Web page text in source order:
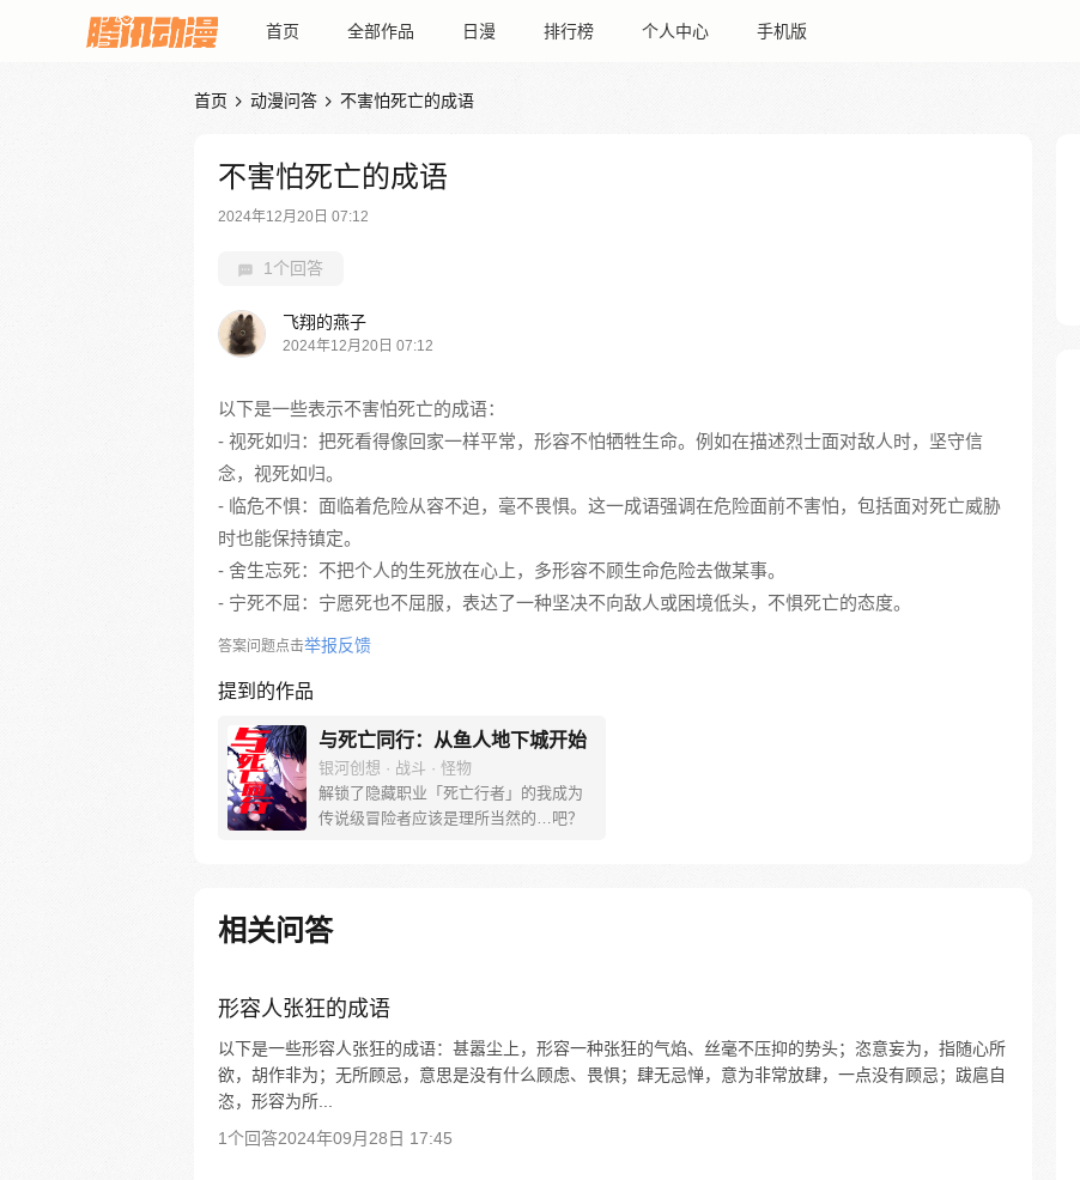
首页 全部作品 日漫 排行榜 个人中心 手机版
首页  动漫问答  不害怕死亡的成语
不害怕死亡的成语
2024年12月20日 07:12
1个回答
飞翔的燕子
2024年12月20日 07:12
以下是一些表示不害怕死亡的成语：
- 视死如归：把死看得像回家一样平常，形容不怕牺牲生命。例如在描述烈士面对敌人时，坚守信
念，视死如归。
- 临危不惧：面临着危险从容不迫，毫不畏惧。这一成语强调在危险面前不害怕，包括面对死亡威胁
时也能保持镇定。
- 舍生忘死：不把个人的生死放在心上，多形容不顾生命危险去做某事。
- 宁死不屈：宁愿死也不屈服，表达了一种坚决不向敌人或困境低头，不惧死亡的态度。
答案问题点击举报反馈
提到的作品
与死亡同行：从鱼人地下城开始
银河创想 · 战斗 · 怪物
解锁了隐藏职业「死亡行者」的我成为
传说级冒险者应该是理所当然的…吧？
相关问答
形容人张狂的成语
以下是一些形容人张狂的成语：甚嚣尘上，形容一种张狂的气焰、丝毫不压抑的势头；恣意妄为，指随心所
欲，胡作非为；无所顾忌，意思是没有什么顾虑、畏惧；肆无忌惮，意为非常放肆，一点没有顾忌；跋扈自
恣，形容为所...
1个回答2024年09月28日 17:45